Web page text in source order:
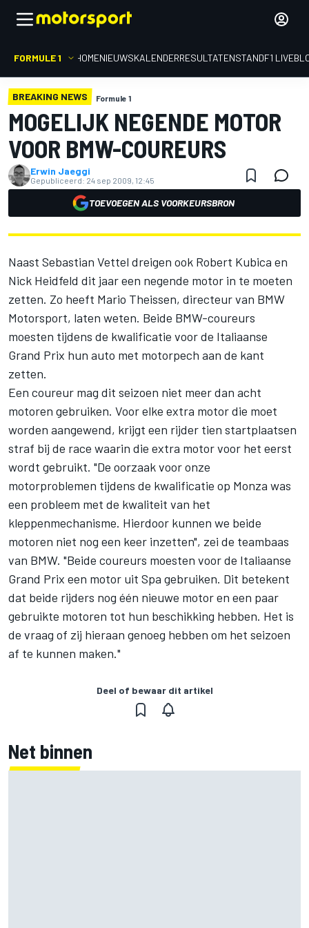
FORMULE 1 HOMENIEUWSKALENDERRESULTATENSTANDF1
BREAKING NEWS Formule 1
MOGELIJK NEGENDE MOTOR
VOOR BMW-COUREURS
Erwin Jaeggi
Gepubliceerd: 24 sep 2009, 12:45
TOEVOEGEN ALS VOORKEURSBRON
Naast Sebastian Vettel dreigen ook Robert Kubica en
Nick Heidfeld dit jaar een negende motor in te moeten
zetten. Zo heeft Mario Theissen, directeur van BMW
Motorsport, laten weten. Beide BMW-coureurs
moesten tijdens de kwalificatie voor de Italiaanse
Grand Prix hun auto met motorpech aan de kant
zetten.
Een coureur mag dit seizoen niet meer dan acht
motoren gebruiken. Voor elke extra motor die moet
worden aangewend, krijgt een rijder tien startplaatsen
straf bij de race waarin die extra motor voor het eerst
wordt gebruikt. "De oorzaak voor onze
motorproblemen tijdens de kwalificatie op Monza was
een probleem met de kwaliteit van het
kleppenmechanisme. Hierdoor kunnen we beide
motoren niet nog een keer inzetten", zei de teambaas
van BMW. "Beide coureurs moesten voor de Italiaanse
Grand Prix een motor uit Spa gebruiken. Dit betekent
dat beide rijders nog één nieuwe motor en een paar
gebruikte motoren tot hun beschikking hebben. Het is
de vraag of zij hieraan genoeg hebben om het seizoen
af te kunnen maken."
Deel of bewaar dit artikel
Net binnen